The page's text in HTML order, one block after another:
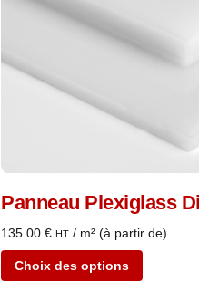
Panneau Plexiglass
135.00 € HT / m² (à partir de)
Choix des options